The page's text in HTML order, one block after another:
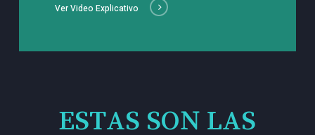
Ver Video Explicativo
ESTAS SON LAS